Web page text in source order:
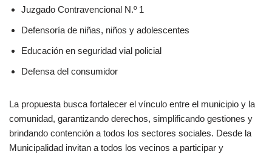
Juzgado Contravencional N.º 1
Defensoría de niñas, niños y adolescentes
Educación en seguridad vial policial
Defensa del consumidor
La propuesta busca fortalecer el vínculo entre el municipio y la
comunidad, garantizando derechos, simplificando gestiones y
brindando contención a todos los sectores sociales. Desde la
Municipalidad invitan a todos los vecinos a participar y